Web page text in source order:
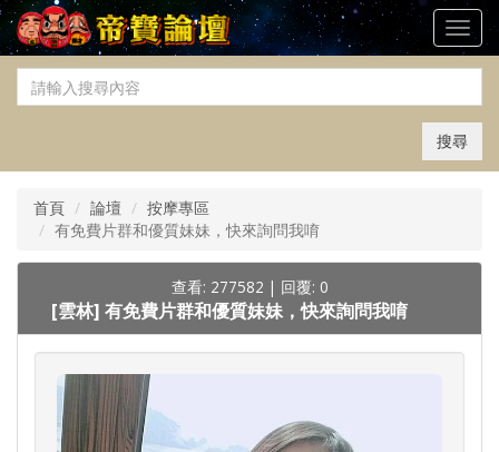
搜尋
首頁 論壇
按摩專區
有免費片群和優質妹妹，快來詢問我唷
查看: 277582 | 回覆: 0
[雲林] 有免費片群和優質妹妹，快來詢問我唷